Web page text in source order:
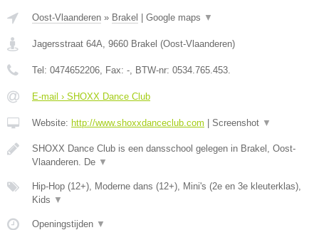
Oost-Vlaanderen » Brakel | Google maps ▼
Jagersstraat 64A 9660 Brakel (Oost-Vlaanderen)
Tel: 0474652206 , Fax: - , BTW-nr: 0534.765.453.
E-mail › SHOXX Dance Club
Website: http://www.shoxxdanceclub.com | Screenshot ▼
SHOXX Dance Club is een dansschool gelegen in Brakel, Oost-
Vlaanderen. De ▼
Hip-Hop (12+), Moderne dans (12+), Mini's (2e en 3e kleuterklas),
Kids ▼
Openingstijden ▼